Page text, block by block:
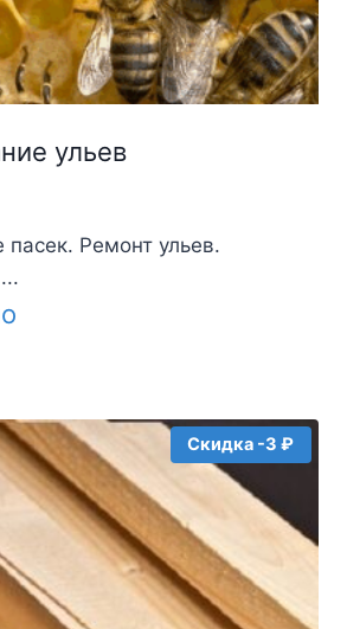
ульев
Ремонт ульев.
Скидка -3 ₽